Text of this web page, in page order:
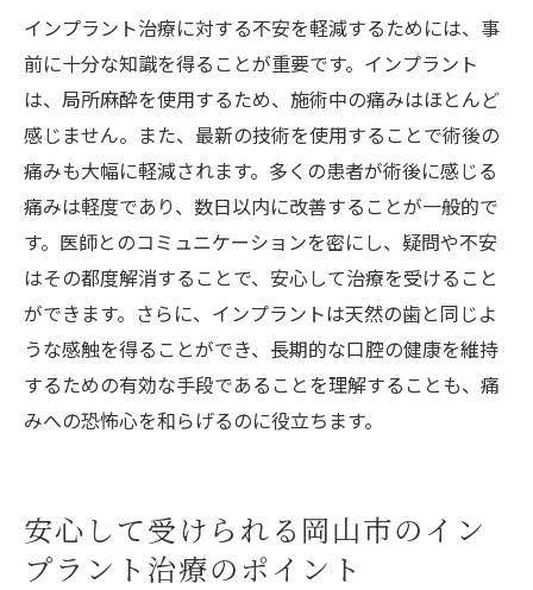
インプラント治療に対する不安を軽減するためには、事
前に十分な知識を得ることが重要です。インプラント
は、局所麻酔を使用するため、施術中の痛みはほとんど
感じません。また、最新の技術を使用することで術後の
痛みも大幅に軽減されます。多くの患者が術後に感じる
痛みは軽度であり、数日以内に改善することが一般的で
す。医師とのコミュニケーションを密にし、疑問や不安
はその都度解消することで、安心して治療を受けること
ができます。さらに、インプラントは天然の歯と同じよ
うな感触を得ることができ、長期的な口腔の健康を維持
するための有効な手段であることを理解することも、痛
みへの恐怖心を和らげるのに役立ちます。
安心して受けられる岡山市のイン
プラント治療のポイント